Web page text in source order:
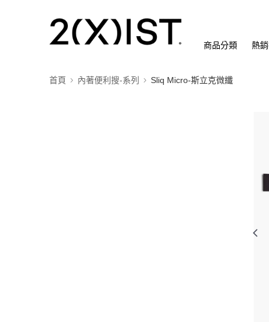
商品分類 熱
首頁 內著便利搜-系列 Sliq Micro-斯立克微纖